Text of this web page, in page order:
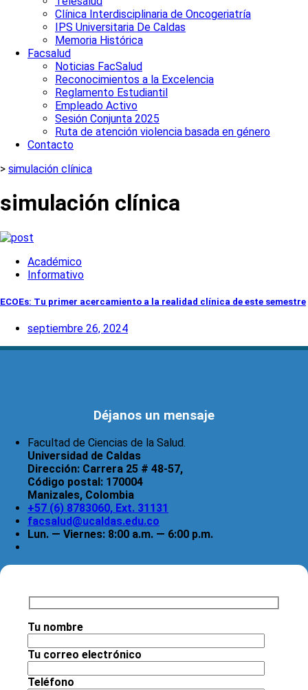
Clínica Interdisciplinaria de Oncogeriatría
IPS Universitaria De Caldas
Memoria Histórica
Facsalud
Noticias FacSalud
Reconocimientos a la Excelencia
Reglamento Estudiantil
Empleado Activo
Sesión Conjunta 2025
Ruta de atención violencia basada en género
Contacto
> simulación clínica
simulación clínica
Académico
Informativo
ECOEs: Tu primer acercamiento a la realidad clínica de este semestre
septiembre 26, 2024
Déjanos un mensaje
Facultad de Ciencias de la Salud.
Universidad de Caldas
Dirección: Carrera 25 # 48-57,
Código postal: 170004
Manizales, Colombia
+57 (6) 8783060, Ext. 31131
facsalud@ucaldas.edu.co
Lun. — Viernes: 8:00 a.m. — 6:00 p.m.
Tu nombre
Tu correo electrónico
Teléfono